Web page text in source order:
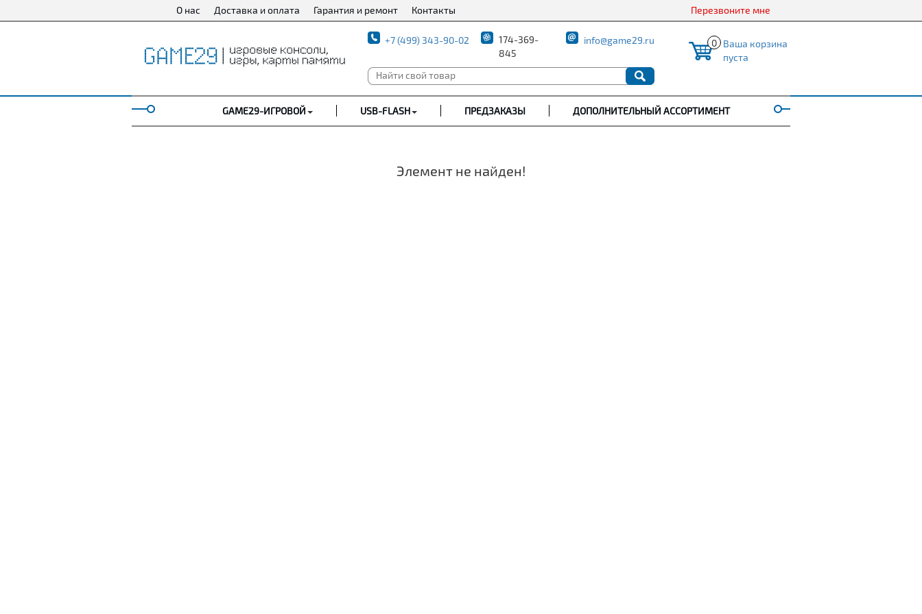
О нас Доставка и оплата Гарантия и ремонт Контакты Перезвоните мне
+7 (499) 343-90-02
174-369-
845
info@game29.ru 0 Ваша корзина
пуста
GAME29-ИГРОВОЙ USB-FLASH ПРЕДЗАКАЗЫ ДОПОЛНИТЕЛЬНЫЙ АССОРТИМЕНТ
Элемент не найден!